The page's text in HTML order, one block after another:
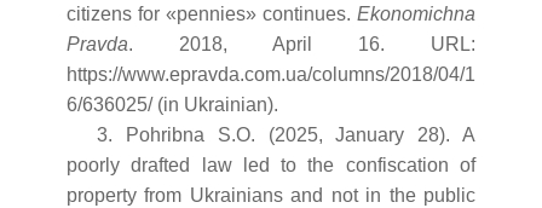
citizens for «pennies» continues. Ekonomichna
Pravda. 2018, April 16. URL:
https://www.epravda.com.ua/columns/2018/04/1
6/636025/ (in Ukrainian).
3. Pohribna S.O. (2025, January 28). A
poorly drafted law led to the confiscation of
property from Ukrainians and not in the public